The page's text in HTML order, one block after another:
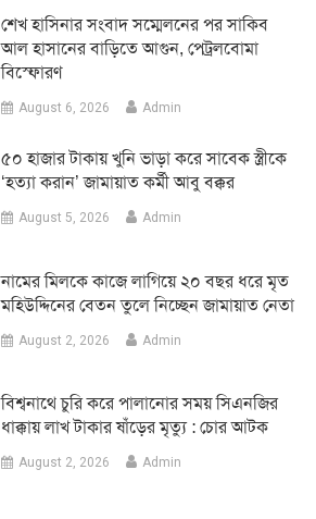
শেখ হাসিনার সংবাদ সম্মেলনের পর সাকিব
আল হাসানের বাড়িতে আগুন, পেট্রলবোমা
বিস্ফোরণ
August 6, 2026 Admin
৫০ হাজার টাকায় খুনি ভাড়া করে সাবেক স্ত্রীকে
‘হত্যা করান’ জামায়াত কর্মী আবু বক্কর
August 5, 2026 Admin
নামের মিলকে কাজে লাগিয়ে ২০ বছর ধরে মৃত
মহিউদ্দিনের বেতন তুলে নিচ্ছেন জামায়াত নেতা
August 2, 2026 Admin
‎বিশ্বনাথে চুরি করে পালানোর সময় সিএনজির
ধাক্কায় লাখ টাকার ষাঁড়ের মৃত্যু : চোর আটক
August 2, 2026 Admin